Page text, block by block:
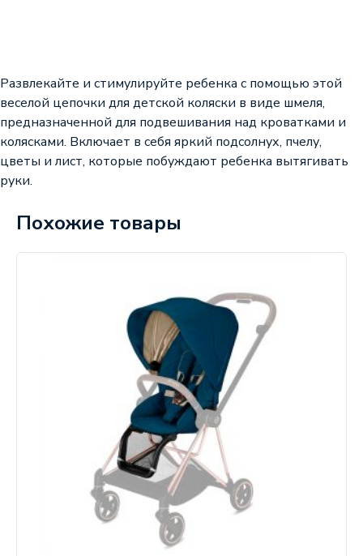
Развлекайте и стимулируйте ребенка с помощью этой
веселой цепочки для детской коляски в виде шмеля,
предназначенной для подвешивания над кроватками и
колясками. Включает в себя яркий подсолнух, пчелу,
цветы и лист, которые побуждают ребенка вытягивать
руки.
Похожие товары